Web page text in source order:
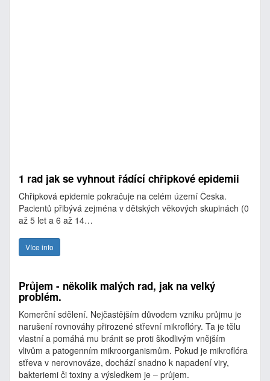
1 rad jak se vyhnout řádící chřipkové epidemii
Chřipková epidemie pokračuje na celém území Česka.
Pacientů přibývá zejména v dětských věkových skupinách (0
až 5 let a 6 až 14…
Více info
Průjem - několik malých rad, jak na velký
problém.
Komerční sdělení. Nejčastějším důvodem vzniku průjmu je
narušení rovnováhy přirozené střevní mikroflóry. Ta je tělu
vlastní a pomáhá mu bránit se proti škodlivým vnějším
vlivům a patogenním mikroorganismům. Pokud je mikroflóra
střeva v nerovnováze, dochází snadno k napadení viry,
bakteriemi či toxiny a výsledkem je – průjem.